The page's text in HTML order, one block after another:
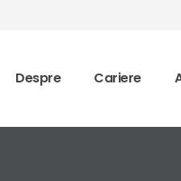
Despre Cariere